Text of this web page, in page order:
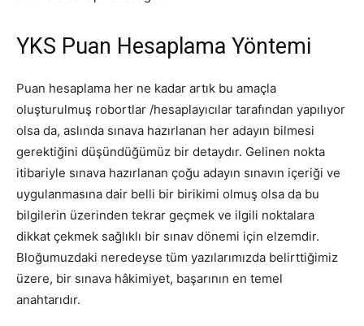
YKS Puan Hesaplama Yöntemi
Puan hesaplama her ne kadar artık bu amaçla
oluşturulmuş robortlar /hesaplayıcılar tarafından yapılıyor
olsa da, aslında sınava hazırlanan her adayın bilmesi
gerektiğini düşündüğümüz bir detaydır. Gelinen nokta
itibariyle sınava hazırlanan çoğu adayın sınavın içeriği ve
uygulanmasına dair belli bir birikimi olmuş olsa da bu
bilgilerin üzerinden tekrar geçmek ve ilgili noktalara
dikkat çekmek sağlıklı bir sınav dönemi için elzemdir.
Bloğumuzdaki neredeyse tüm yazılarımızda belirttiğimiz
üzere, bir sınava hâkimiyet, başarının en temel
anahtarıdır.